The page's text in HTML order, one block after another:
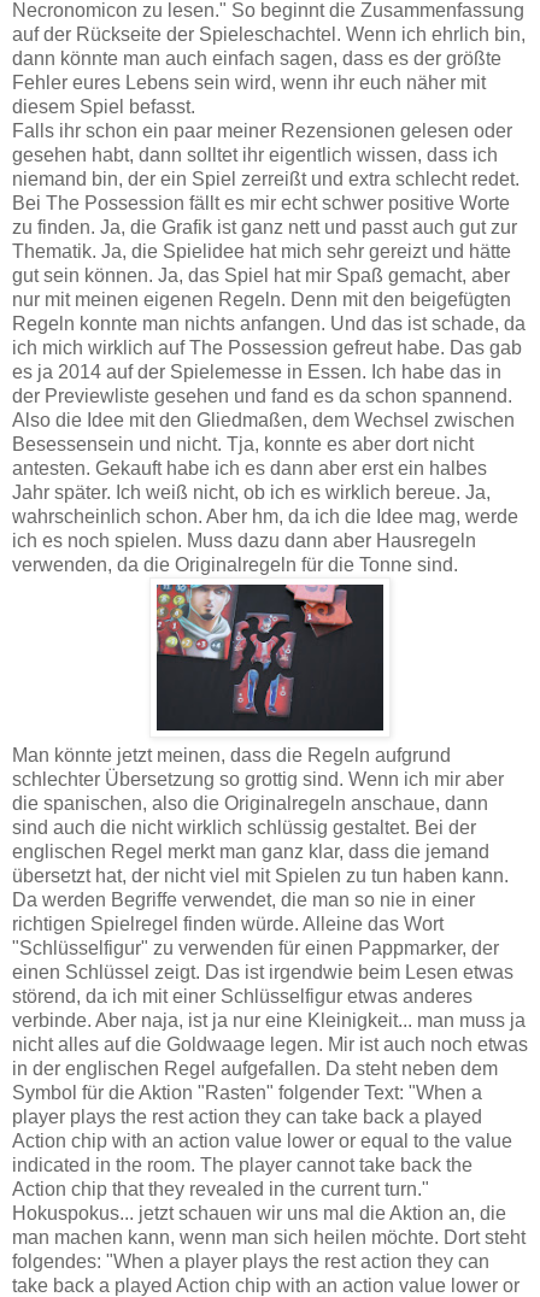
Necronomicon zu lesen." So beginnt die Zusammenfassung
auf der Rückseite der Spieleschachtel. Wenn ich ehrlich bin,
dann könnte man auch einfach sagen, dass es der größte
Fehler eures Lebens sein wird, wenn ihr euch näher mit
diesem Spiel befasst.
Falls ihr schon ein paar meiner Rezensionen gelesen oder
gesehen habt, dann solltet ihr eigentlich wissen, dass ich
niemand bin, der ein Spiel zerreißt und extra schlecht redet.
Bei The Possession fällt es mir echt schwer positive Worte
zu finden. Ja, die Grafik ist ganz nett und passt auch gut zur
Thematik. Ja, die Spielidee hat mich sehr gereizt und hätte
gut sein können. Ja, das Spiel hat mir Spaß gemacht, aber
nur mit meinen eigenen Regeln. Denn mit den beigefügten
Regeln konnte man nichts anfangen. Und das ist schade, da
ich mich wirklich auf The Possession gefreut habe. Das gab
es ja 2014 auf der Spielemesse in Essen. Ich habe das in
der Previewliste gesehen und fand es da schon spannend.
Also die Idee mit den Gliedmaßen, dem Wechsel zwischen
Besessensein und nicht. Tja, konnte es aber dort nicht
antesten. Gekauft habe ich es dann aber erst ein halbes
Jahr später. Ich weiß nicht, ob ich es wirklich bereue. Ja,
wahrscheinlich schon. Aber hm, da ich die Idee mag, werde
ich es noch spielen. Muss dazu dann aber Hausregeln
verwenden, da die Originalregeln für die Tonne sind.
Man könnte jetzt meinen, dass die Regeln aufgrund
schlechter Übersetzung so grottig sind. Wenn ich mir aber
die spanischen, also die Originalregeln anschaue, dann
sind auch die nicht wirklich schlüssig gestaltet. Bei der
englischen Regel merkt man ganz klar, dass die jemand
übersetzt hat, der nicht viel mit Spielen zu tun haben kann.
Da werden Begriffe verwendet, die man so nie in einer
richtigen Spielregel finden würde. Alleine das Wort
"Schlüsselfigur" zu verwenden für einen Pappmarker, der
einen Schlüssel zeigt. Das ist irgendwie beim Lesen etwas
störend, da ich mit einer Schlüsselfigur etwas anderes
verbinde. Aber naja, ist ja nur eine Kleinigkeit... man muss ja
nicht alles auf die Goldwaage legen. Mir ist auch noch etwas
in der englischen Regel aufgefallen. Da steht neben dem
Symbol für die Aktion "Rasten" folgender Text: "When a
player plays the rest action they can take back a played
Action chip with an action value lower or equal to the value
indicated in the room. The player cannot take back the
Action chip that they revealed in the current turn."
Hokuspokus... jetzt schauen wir uns mal die Aktion an, die
man machen kann, wenn man sich heilen möchte. Dort steht
folgendes: "When a player plays the rest action they can
take back a played Action chip with an action value lower or